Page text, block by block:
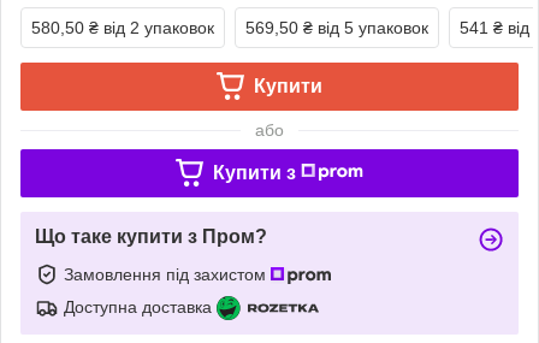
580,50 ₴ від 2 упаковок 569,50 ₴ від 5 упаковок 541 ₴ від
Купити
або
Купити з
Що таке купити з Пром?
Замовлення під захистом
Доступна доставка